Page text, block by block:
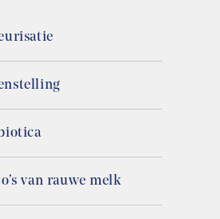
van rauwe melk